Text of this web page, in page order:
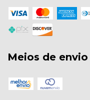
Meios de envio